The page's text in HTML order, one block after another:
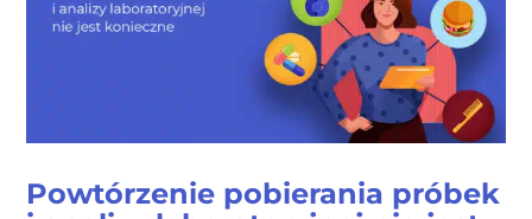
Powtórzenie pobierania próbek